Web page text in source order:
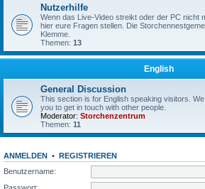
Nutzerhilfe
Wenn das Live-Video streikt oder der PC nicht
hier eure Fragen stellen. Die
Klemme.
Themen: 13
English
General Discussion
This section is for English speaking visitors.
you to get in touch with other people.
Moderator: Storchenzentrum
Themen: 11
ANMELDEN • REGISTRIEREN
Benutzername: